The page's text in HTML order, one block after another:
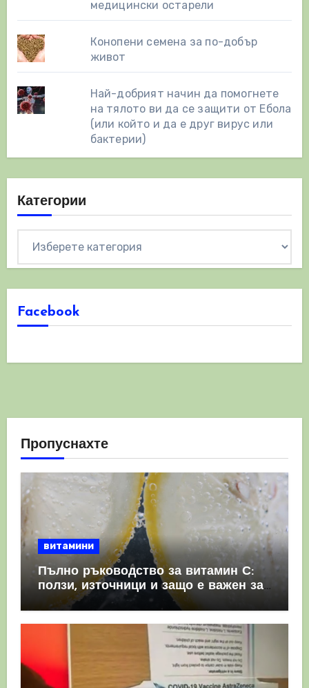
медицински остарели
Конопени семена за по-добър
живот
Най-добрият начин да помогнете
на тялото ви да се защити от Ебола
(или който и да е друг вирус или
бактерии)
Категории
Facebook
Пропуснахте
витамини
Пълно ръководство за витамин С:
ползи, източници и защо е важен за
имунната система